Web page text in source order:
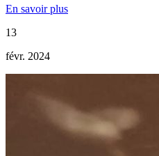
En savoir plus
13
févr. 2024